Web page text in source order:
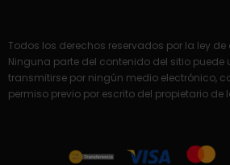
Todos los derechos reservados por la ley
Ninguna parte del contenido del sitio puede
transmitirse por ningún medio electrónico,
permiso previo por escrito del propietario de